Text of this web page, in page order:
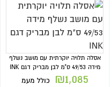
אסלה תלויה יוקרתית עם מושב נשלף
מידה 49/53 ס"מ לבן מבריק דגם INK
₪1,085 כולל מעמ